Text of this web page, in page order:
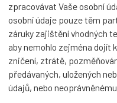
zpracovávat Vaše osobní
osobní údaje pouze těm
záruky zajištění vhodných
aby nemohlo zejména dojít
zničení, ztrátě,
předávaných, uložených
údajů, nebo